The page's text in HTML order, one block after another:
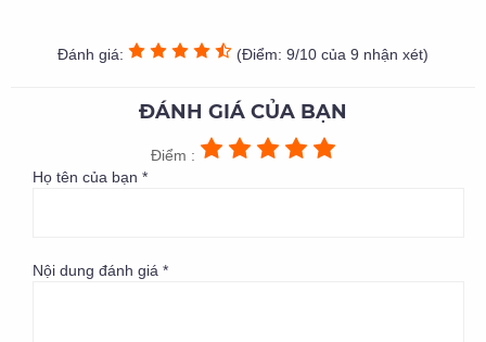
Đánh giá: (Điểm: 9/10 của 9 nhận xét)
ĐÁNH GIÁ CỦA BẠN
Điểm :
Họ tên của bạn *
Nội dung đánh giá *